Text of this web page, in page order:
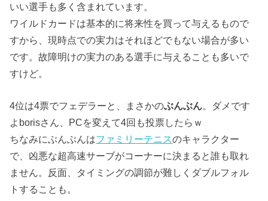
いい選手も多く含まれています。
ワイルドカードは基本的に将来性を買って与えるもので
すから、現時点での実力はそれほどでもない場合が多い
です。故障明けの実力のある選手に与えることも多いで
すけど。
4位は4票でフェデラーと、まさかのぶんぶん。ダメです
よborisさん、PCを変えて4回も投票したらｗ
ちなみにぶんぶんはファミリーテニスのキャラクター
で、凶悪な超高速サーブがコーナーに決まると誰も取れ
ません。反面、タイミングの調節が難しくダブルフォル
トすることも。